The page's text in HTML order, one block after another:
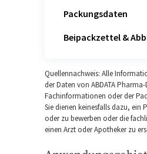
Packungsdaten
Beipackzettel &
Quellennachweis: Alle
der Daten von ABDATA
Fachinformationen oder der
Sie dienen keinesfalls dazu, ein
oder zu bewerben oder die
einen Arzt oder Apotheker zu